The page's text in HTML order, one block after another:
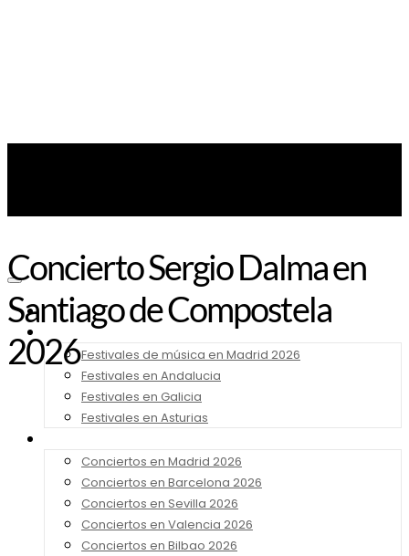
Noticias
Festivales 2026
Festivales de música en Madrid 2026
Festivales en Andalucia
Festivales en Galicia
Festivales en Asturias
Conciertos en Madrid 2026
Conciertos en Barcelona 2026
Conciertos en Sevilla 2026
Conciertos en Valencia 2026
Conciertos en Bilbao 2026
Concierto Sergio Dalma en
Santiago de Compostela
2026